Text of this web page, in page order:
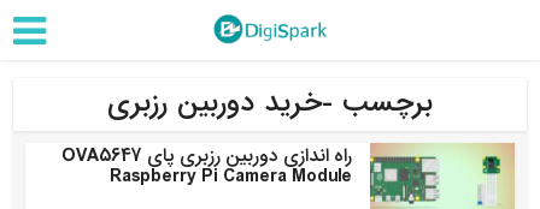
برچسب -خرید دوربین رزبری
راه اندازی دوربین رزبری پای OVA5647
Raspberry Pi Camera Module